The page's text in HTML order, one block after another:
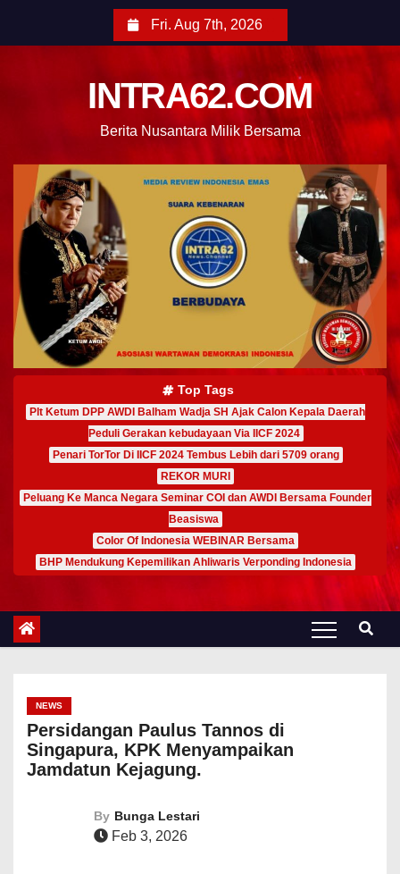
Fri. Aug 7th, 2026
INTRA62.COM
Berita Nusantara Milik Bersama
Top Tags
Plt Ketum DPP AWDI Balham Wadja SH Ajak Calon Kepala Daerah
Peduli Gerakan kebudayaan Via IICF 2024
Penari TorTor Di IICF 2024 Tembus Lebih dari 5709 orang
REKOR MURI
Peluang Ke Manca Negara Seminar COI dan AWDI Bersama Founder
Beasiswa
Color Of Indonesia WEBINAR Bersama
BHP Mendukung Kepemilikan Ahliwaris Verponding Indonesia
NEWS
Persidangan Paulus Tannos di
Singapura, KPK Menyampaikan
Jamdatun Kejagung.
By Bunga Lestari
Feb 3, 2026